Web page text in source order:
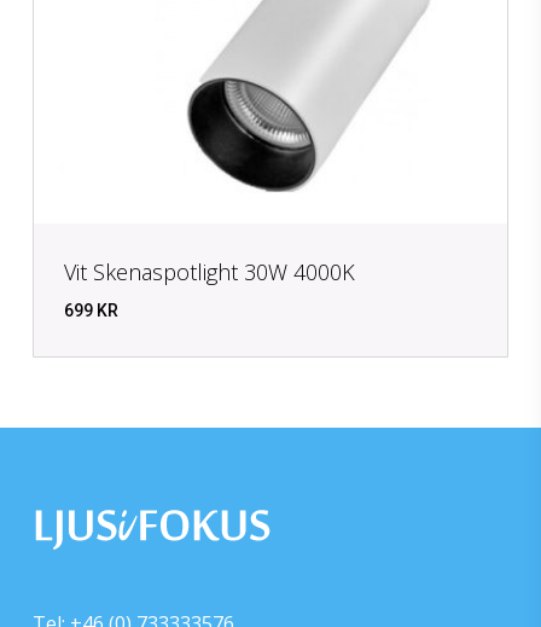
Vit Skenaspotlight 30W 4000K
699 KR